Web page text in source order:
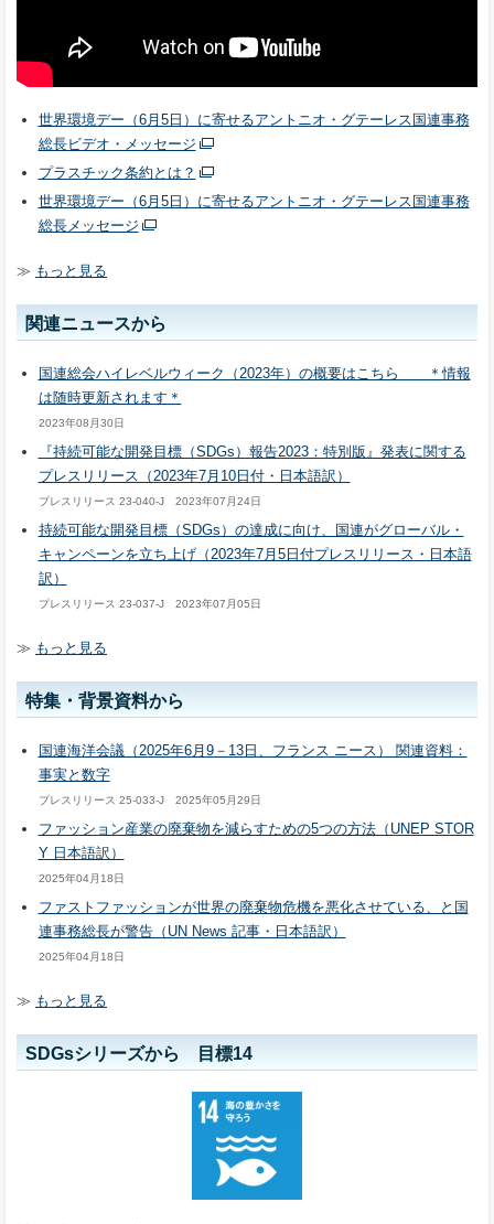
世界環境デー（6月5日）に寄せるアントニオ・グテーレス国連事務
総長ビデオ・メッセージ
プラスチック条約とは？
世界環境デー（6月5日）に寄せるアントニオ・グテーレス国連事務
総長メッセージ
≫ もっと見る
関連ニュースから
国連総会ハイレベルウィーク（2023年）の概要はこちら ＊情報
は随時更新されます＊
2023年08月30日
『持続可能な開発目標（SDGs）報告2023：特別版』発表に関する
プレスリリース（2023年7月10日付・日本語訳）
プレスリリース 23-040-J 2023年07月24日
持続可能な開発目標（SDGs）の達成に向け、国連がグローバル・
キャンペーンを立ち上げ（2023年7月5日付プレスリリース・日本語
訳）
プレスリリース 23-037-J 2023年07月05日
≫ もっと見る
特集・背景資料から
国連海洋会議（2025年6月9－13日、フランス ニース） 関連資料：
事実と数字
プレスリリース 25-033-J 2025年05月29日
ファッション産業の廃棄物を減らすための5つの方法（UNEP STOR
Y 日本語訳）
2025年04月18日
ファストファッションが世界の廃棄物危機を悪化させている、と国
連事務総長が警告（UN News 記事・日本語訳）
2025年04月18日
≫ もっと見る
SDGsシリーズから 目標14